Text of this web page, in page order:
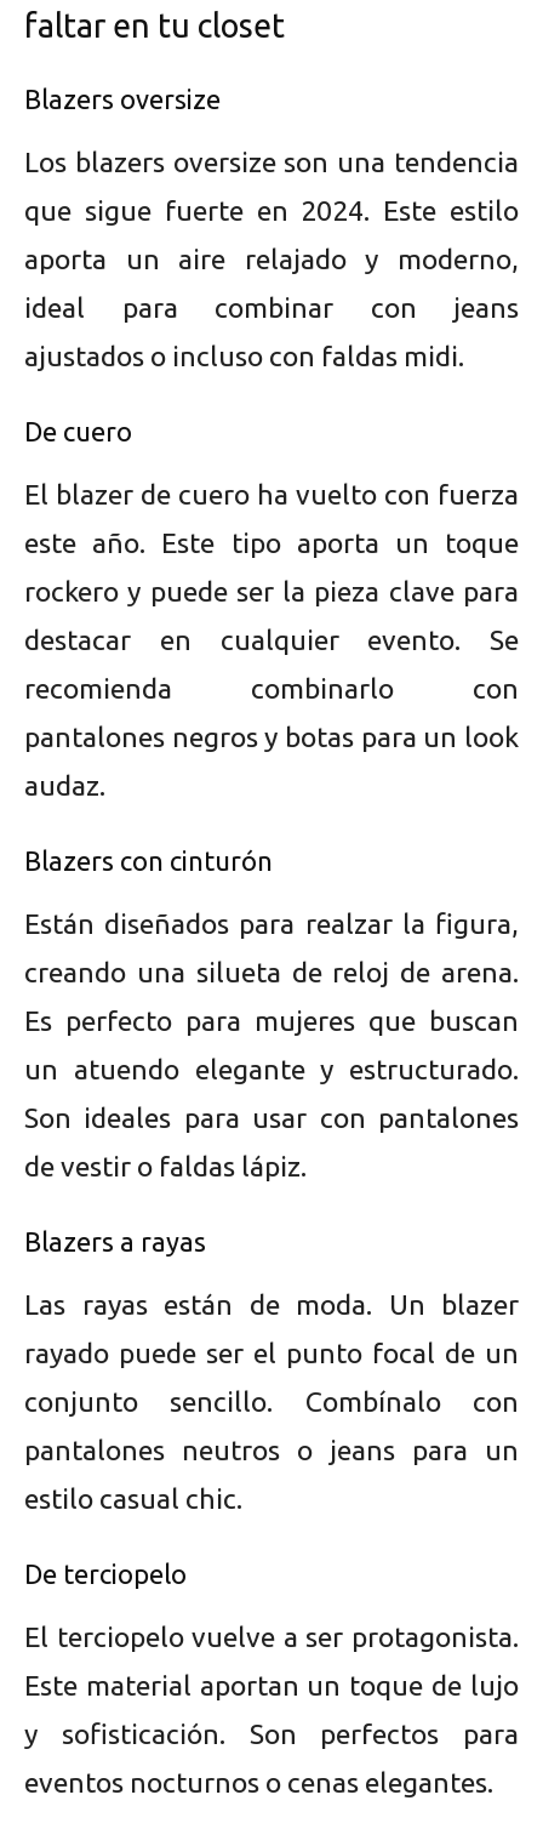
faltar en tu closet
Blazers oversize
Los blazers oversize son una tendencia
que sigue fuerte en 2024. Este estilo
aporta un aire relajado y moderno,
ideal para combinar con jeans
ajustados o incluso con faldas midi.
De cuero
El blazer de cuero ha vuelto con fuerza
este año. Este tipo aporta un toque
rockero y puede ser la pieza clave para
destacar en cualquier evento. Se
recomienda combinarlo con
pantalones negros y botas para un look
audaz.
Blazers con cinturón
Están diseñados para realzar la figura,
creando una silueta de reloj de arena.
Es perfecto para mujeres que buscan
un atuendo elegante y estructurado.
Son ideales para usar con pantalones
de vestir o faldas lápiz.
Blazers a rayas
Las rayas están de moda. Un blazer
rayado puede ser el punto focal de un
conjunto sencillo. Combínalo con
pantalones neutros o jeans para un
estilo casual chic.
De terciopelo
El terciopelo vuelve a ser protagonista.
Este material aportan un toque de lujo
y sofisticación. Son perfectos para
eventos nocturnos o cenas elegantes.